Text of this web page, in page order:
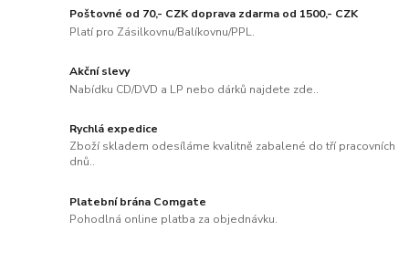
Poštovné od 70,- CZK doprava zdarma od 1500,- CZK
Platí pro Zásilkovnu/Balíkovnu/PPL.
Akční slevy
Nabídku CD/DVD a LP nebo dárků najdete zde..
Rychlá expedice
Zboží skladem odesíláme kvalitně zabalené do tří pracovních
dnů..
Platební brána Comgate
Pohodlná online platba za objednávku.